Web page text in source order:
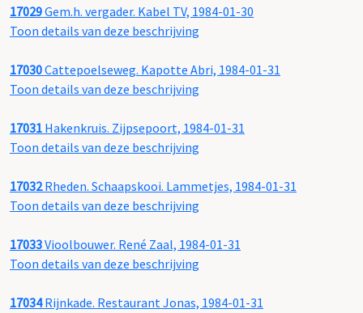
17029Gem.h. vergader. Kabel TV, 1984-01-30
Toon details van deze beschrijving
17030Cattepoelseweg. Kapotte Abri, 1984-01-31
Toon details van deze beschrijving
17031 Hakenkruis. Zijpsepoort, 1984-01-31
Toon details van deze beschrijving
17032Rheden. Schaapskooi. Lammetjes, 1984-01-31
Toon details van deze beschrijving
17033Vioolbouwer. René Zaal, 1984-01-31
Toon details van deze beschrijving
17034Rijnkade. Restaurant Jonas, 1984-01-31